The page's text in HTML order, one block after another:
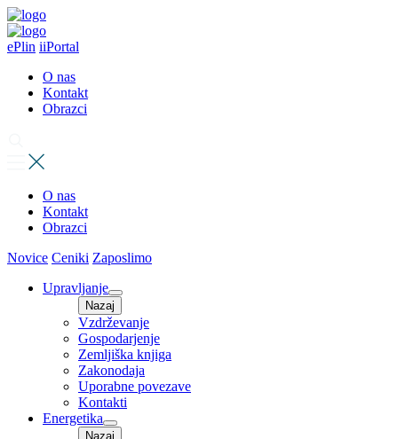
ePlin iiPortal
O nas
Kontakt
Obrazci
O nas
Kontakt
Obrazci
Novice Ceniki Zaposlimo
Upravljanje
Nazaj
Vzdrževanje
Gospodarjenje
Zemljiška knjiga
Zakonodaja
Uporabne povezave
Kontakti
Energetika
Nazaj